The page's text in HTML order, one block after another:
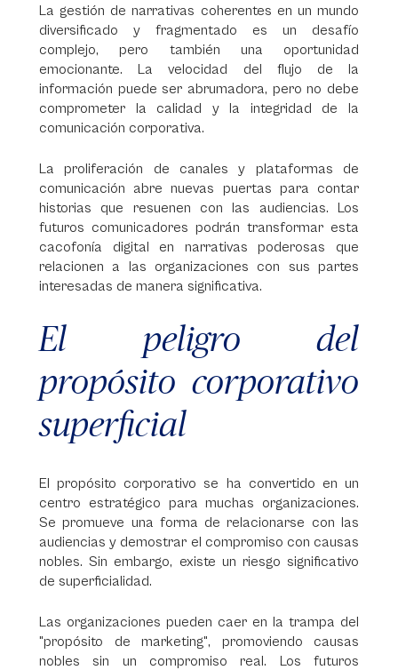
La gestión de narrativas coherentes en un mundo
diversificado y fragmentado es un desafío
complejo, pero también una oportunidad
emocionante. La velocidad del flujo de la
información puede ser abrumadora, pero no debe
comprometer la calidad y la integridad de la
comunicación corporativa.
La proliferación de canales y plataformas de
comunicación abre nuevas puertas para contar
historias que resuenen con las audiencias. Los
futuros comunicadores podrán transformar esta
cacofonía digital en narrativas poderosas que
relacionen a las organizaciones con sus partes
interesadas de manera significativa.
El peligro del
propósito corporativo
superficial
El propósito corporativo se ha convertido en un
centro estratégico para muchas organizaciones.
Se promueve una forma de relacionarse con las
audiencias y demostrar el compromiso con causas
nobles. Sin embargo, existe un riesgo significativo
de superficialidad.
Las organizaciones pueden caer en la trampa del
"propósito de marketing", promoviendo causas
nobles sin un compromiso real. Los futuros